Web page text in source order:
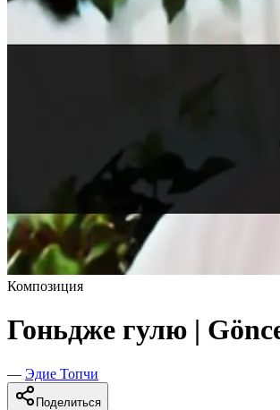
Композиция
Гоньдже гулю |
— Эдие Топчи
Поделиться